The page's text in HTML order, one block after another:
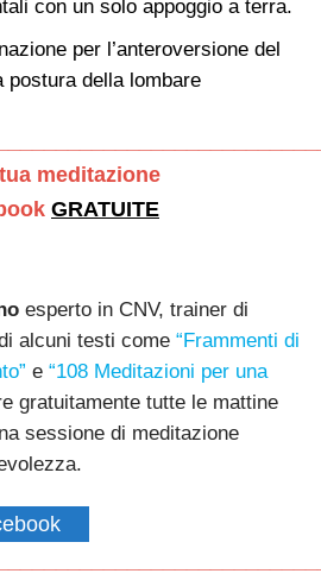
con un solo appoggio a terra.
per l’anteroversione del
postura della lombare
meditazione
GRATUITE
esperto in CNV, trainer di
alcuni testi come “Frammenti di
e “108 Meditazioni per una
gratuitamente tutte le mattine
sessione di meditazione